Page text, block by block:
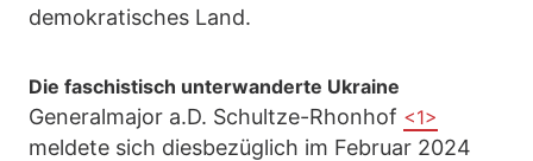
demokratisches Land.
Die faschistisch unterwanderte Ukraine
Generalmajor a.D. Schultze-Rhonhof <1>
meldete sich diesbezüglich im Februar 2024